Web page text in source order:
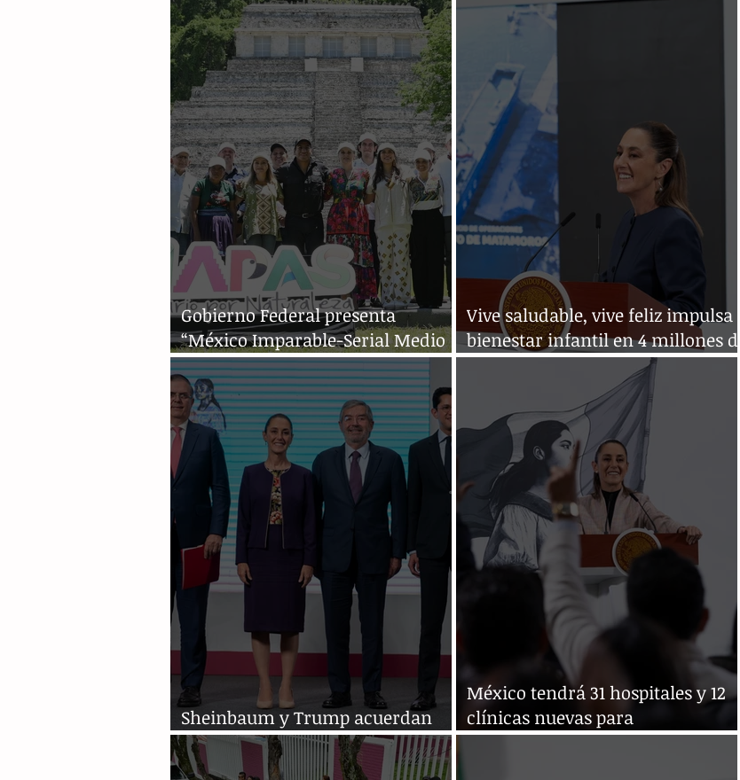
Gobierno Federal presenta
“México Imparable-Serial Medio
Maratón”
Vive saludable, vive feliz impulsa
bienestar infantil en 4 millones de
estudiantes
Sheinbaum y Trump acuerdan
pausa de 90 días en aranceles
México tendrá 31 hospitales y 12
clínicas nuevas para
diciembre: Sheinbaum